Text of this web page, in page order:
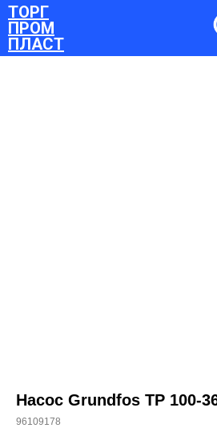
ТОРГ
ПРОМ
ПЛАСТ
Насос Grundfos TP 100-
96109178